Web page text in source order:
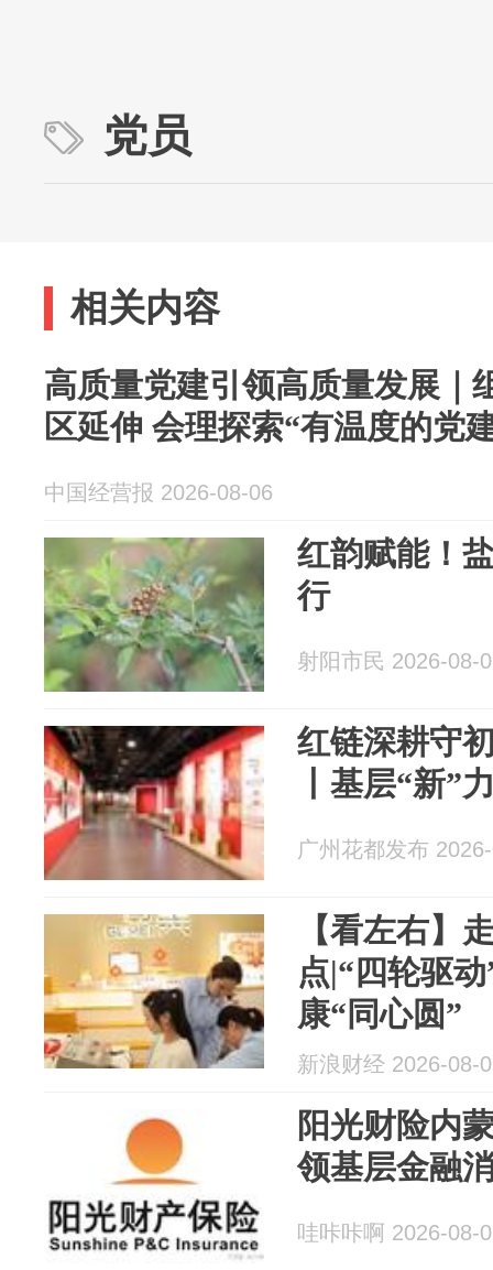
党员
相关内容
高质量党建引领高质量发展｜
区延伸 会理探索“有温度的党
中国经营报 2026-08-06
红韵赋能！
行
射阳市民 2026-08-
红链深耕守
丨基层“新”
广州花都发布
【看左右】
点|“四轮驱
康“同心圆”
新浪财经 2026-08-
阳光财险内
领基层金融
哇咔咔啊 2026-08-